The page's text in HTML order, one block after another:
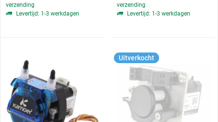
verzending
Levertijd: 1-3 werkdagen
verzending
Levertijd: 1-3 werkdagen
Uitverkocht